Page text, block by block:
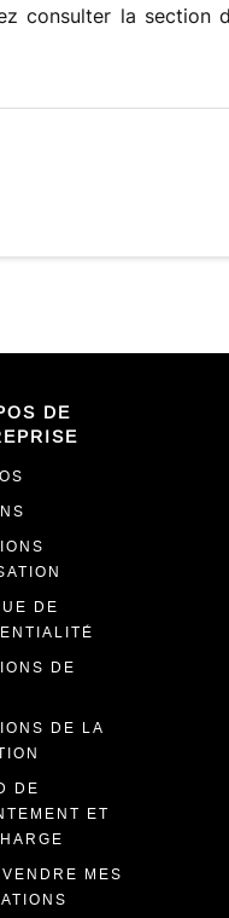
consulter la section
DE
DE
DE
DE LA
DE
ET
MES